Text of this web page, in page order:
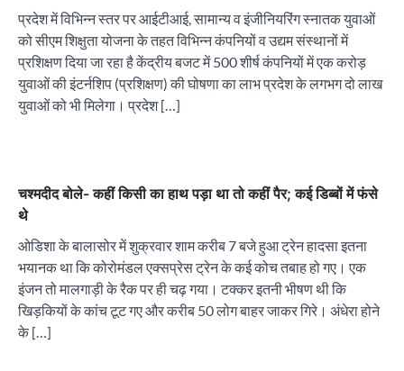
प्रदेश में विभिन्न स्तर पर आईटीआई, सामान्य व इंजीनियरिंग स्नातक युवाओं
को सीएम शिक्षुता योजना के तहत विभिन्न कंपनियों व उद्यम संस्थानों में
प्रशिक्षण दिया जा रहा है केंद्रीय बजट में 500 शीर्ष कंपनियों में एक करोड़
युवाओं की इंटर्नशिप (प्रशिक्षण) की घोषणा का लाभ प्रदेश के लगभग दो लाख
युवाओं को भी मिलेगा। प्रदेश […]
चश्मदीद बोले- कहीं किसी का हाथ पड़ा था तो कहीं पैर; कई डिब्बों में फंसे
थे
ओडिशा के बालासोर में शुक्रवार शाम करीब 7 बजे हुआ ट्रेन हादसा इतना
भयानक था कि कोरोमंडल एक्सप्रेस ट्रेन के कई कोच तबाह हो गए। एक
इंजन तो मालगाड़ी के रैक पर ही चढ़ गया। टक्कर इतनी भीषण थी कि
खिड़कियों के कांच टूट गए और करीब 50 लोग बाहर जाकर गिरे। अंधेरा होने
के […]